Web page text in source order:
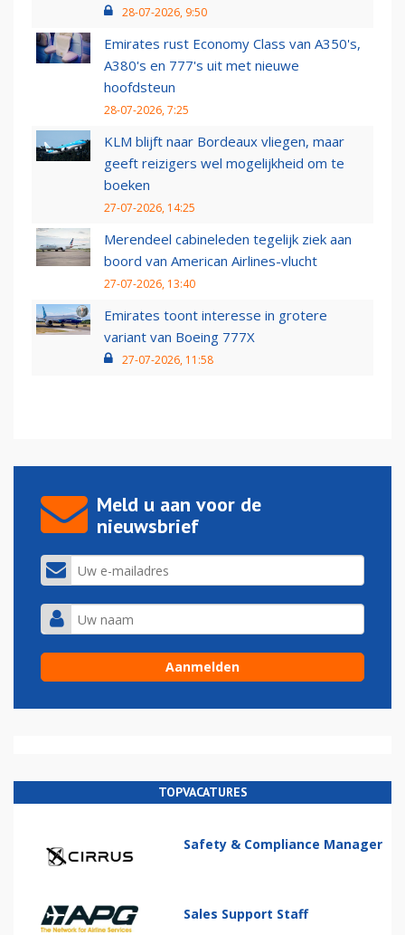
28-07-2026, 9:50
Emirates rust Economy Class van A350's,
A380's en 777's uit met nieuwe
hoofdsteun
28-07-2026, 7:25
KLM blijft naar Bordeaux vliegen, maar
geeft reizigers wel mogelijkheid om te
boeken
27-07-2026, 14:25
Merendeel cabineleden tegelijk ziek aan
boord van American Airlines-vlucht
27-07-2026, 13:40
Emirates toont interesse in grotere
variant van Boeing 777X
27-07-2026, 11:58
Meld u aan voor de
nieuwsbrief
TOPVACATURES
Safety & Compliance Manager
Sales Support Staff